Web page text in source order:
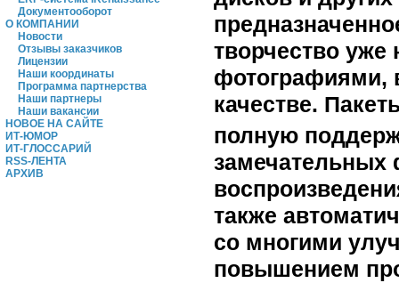
Документооборот
О КОМПАНИИ
Новости
Отзывы заказчиков
Лицензии
Наши координаты
Программа партнерства
Наши партнеры
Наши вакансии
НОВОЕ НА САЙТЕ
ИТ-ЮМОР
ИТ-ГЛОССАРИЙ
RSS-ЛЕНТА
АРХИВ
творчество уже
фотографиями,
качестве.
полную
замечательных
также
со многими
повышением